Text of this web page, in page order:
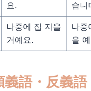
요.
습니
나중에 집 지을
거예요.
나중
을
義語・反義語